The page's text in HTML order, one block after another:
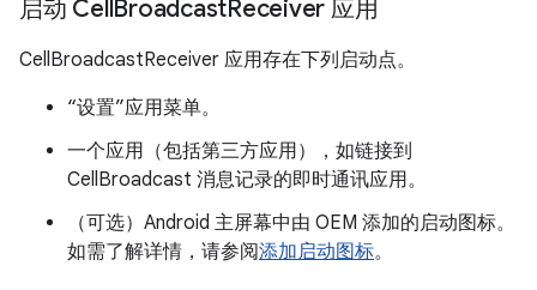
启动 CellBroadcastReceiver 应用
CellBroadcastReceiver 应用存在下列启动点。
“设置”应用菜单。
一个应用（包括第三方应用），如链接到
CellBroadcast 消息记录的即时通讯应用。
（可选）Android 主屏幕中由 OEM 添加的启动图标。
如需了解详情，请参阅添加启动图标。